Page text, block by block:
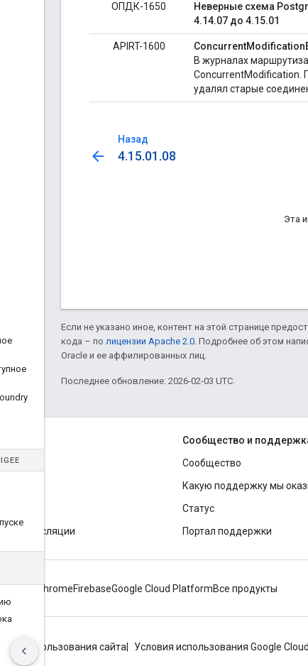
ОПДК-1650
Неверные схема
4.14.07 до 4.15.01
APIRT-1600
В журналах
ConcurrentModification.
удалял старые
Назад
arrow_back 4.15.01.08
Эта
Если не указано иное, контент на этой странице
кода – по лицензии Apache 2.0. Подробнее об этом
Oracle и ее аффилированных лиц.
Последнее обновление: 2026-02-03 UTC.
трансляции
Сообщество и
Сообщество
Какую поддержку мы
Статус
Портал поддержки
AndroidChromeFirebaseGoogle Cloud PlatformВсе продукты
использования сайта Условия использования Google Cloud